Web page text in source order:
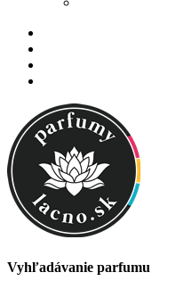
Vyhľadávanie parfumu